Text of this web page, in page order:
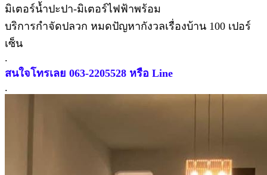
มิเตอร์น้ำปะปา-มิเตอร์ไฟฟ้าพร้อม
บริการกำจัดปลวก หมดปัญหากังวลเรื่องบ้าน 100 เปอร์
เซ็น
.
สนใจโทรเลย 063-2205528 หรือ Line
.